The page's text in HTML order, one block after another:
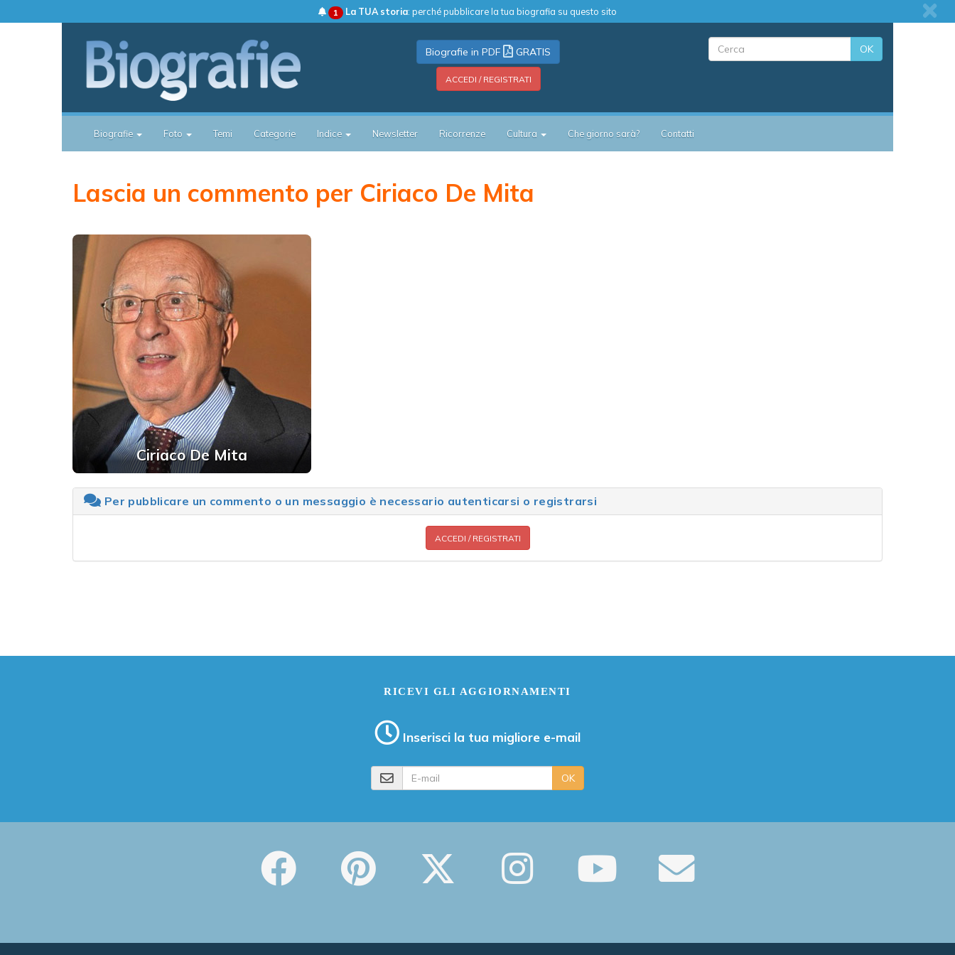
1 La TUA storia: perché pubblicare la tua biografia su questo sito
Biografie in PDF GRATIS
ACCEDI / REGISTRATI
OK
Biografie Foto Temi Categorie Indice Newsletter Ricorrenze Cultura Che giorno sarà? Contatti
Lascia un commento per Ciriaco De Mita
Ciriaco De Mita
Per pubblicare un commento o un messaggio è necessario autenticarsi o registrarsi
ACCEDI / REGISTRATI
RICEVI GLI AGGIORNAMENTI
Inserisci la tua migliore e-mail
OK